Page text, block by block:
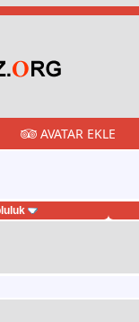
AVATAR EKLE